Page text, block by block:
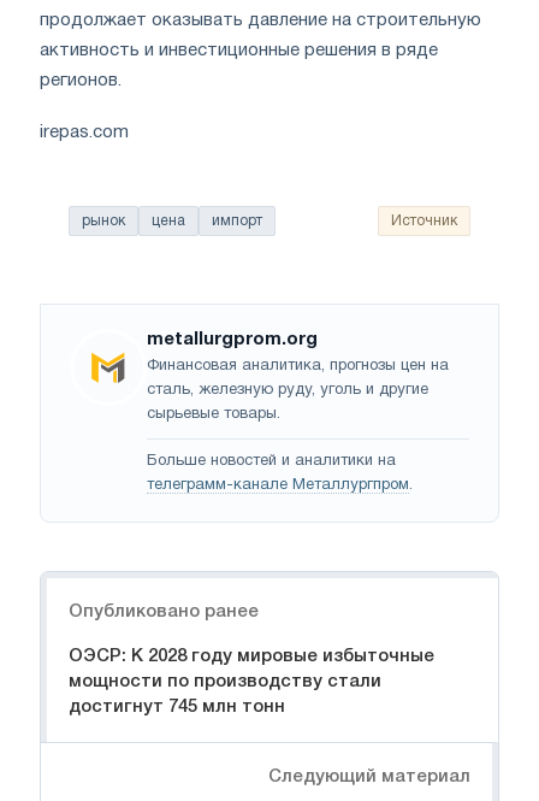
продолжает оказывать давление на строительную
активность и инвестиционные решения в ряде
регионов.
irepas.com
рынок цена импорт Источник
metallurgprom.org
Финансовая аналитика, прогнозы цен на
сталь, железную руду, уголь и другие
сырьевые товары.
Больше новостей и аналитики на
телеграмм-канале Металлургпром.
Опубликовано ранее
ОЭСР: К 2028 году мировые избыточные
мощности по производству стали
достигнут 745 млн тонн
Следующий материал